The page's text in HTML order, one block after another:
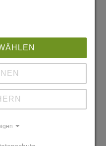
Interesse an
Team